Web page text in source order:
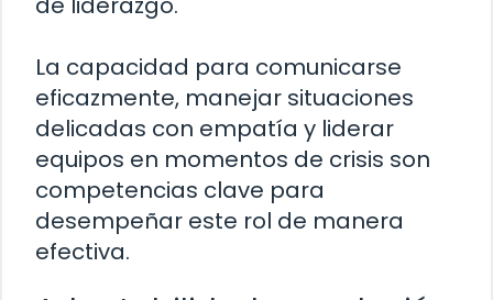
La capacidad para comunicarse
eficazmente, manejar situaciones
delicadas con empatía y liderar
equipos en momentos de crisis son
competencias clave para
desempeñar este rol de manera
efectiva.